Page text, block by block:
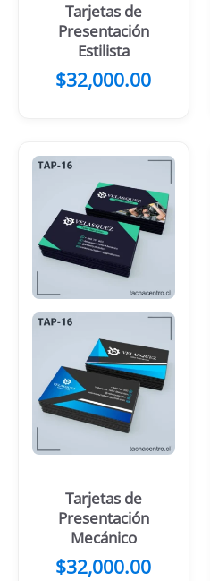
Tarjetas de
Presentación
Estilista
$32,000.00
Tarjetas de
Presentación
Mecánico
$32,000.00